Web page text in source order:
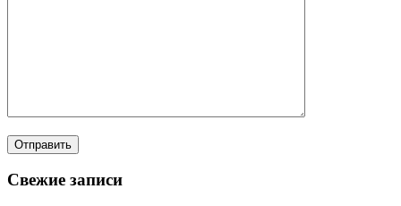
Свежие записи